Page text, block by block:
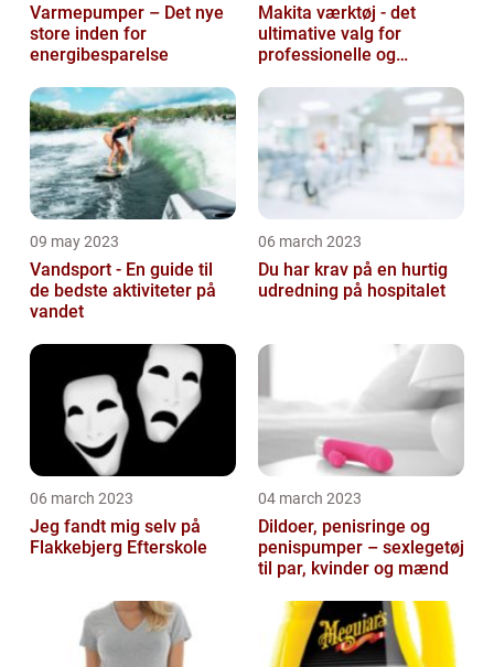
Varmepumper – Det nye
store inden for
energibesparelse
Makita værktøj - det
ultimative valg for
professionelle og
selv'ere
09 may 2023
Vandsport - En guide til
de bedste aktiviteter på
vandet
06 march 2023
Du har krav på en hurtig
udredning på hospitalet
06 march 2023
Jeg fandt mig selv på
Flakkebjerg Efterskole
04 march 2023
Dildoer, penisringe og
penispumper – sexlegetøj
til par, kvinder og mænd